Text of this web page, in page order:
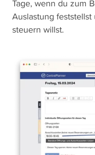
Tage, wenn du zum
Auslastung
steuern willst.